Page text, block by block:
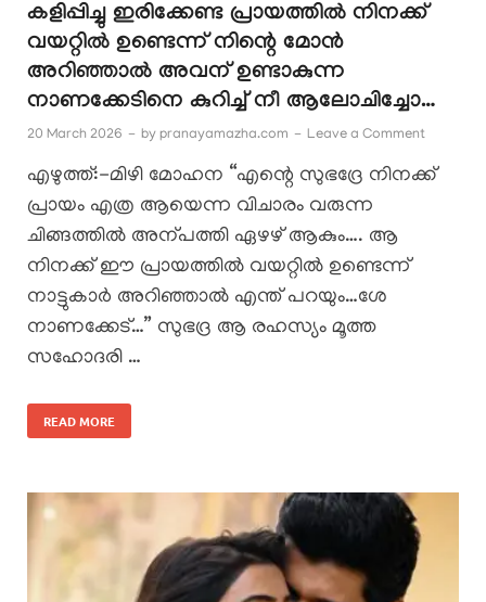
കളിപ്പിച്ചു ഇരിക്കേണ്ട പ്രായത്തിൽ നിനക്ക്
വയറ്റിൽ ഉണ്ടെന്ന് നിന്റെ മോൻ
അറിഞ്ഞാൽ അവന് ഉണ്ടാകുന്ന
നാണക്കേടിനെ കുറിച്ച് നീ ആലോചിച്ചോ…
20 March 2026 - by pranayamazha.com - Leave a Comment
എഴുത്ത്:-മിഴി മോഹന “എന്റെ സുഭദ്രേ നിനക്ക്
പ്രായം എത്ര ആയെന്ന വിചാരം വരുന്ന
ചിങ്ങത്തിൽ അന്പത്തി ഏഴഴ് ആകും…. ആ
നിനക്ക് ഈ പ്രായത്തിൽ വയറ്റിൽ ഉണ്ടെന്ന്
നാട്ടുകാർ അറിഞ്ഞാൽ എന്ത് പറയും…ശേ
നാണക്കേട്…” സുഭദ്ര ആ രഹസ്യം മൂത്ത
സഹോദരി …
READ MORE